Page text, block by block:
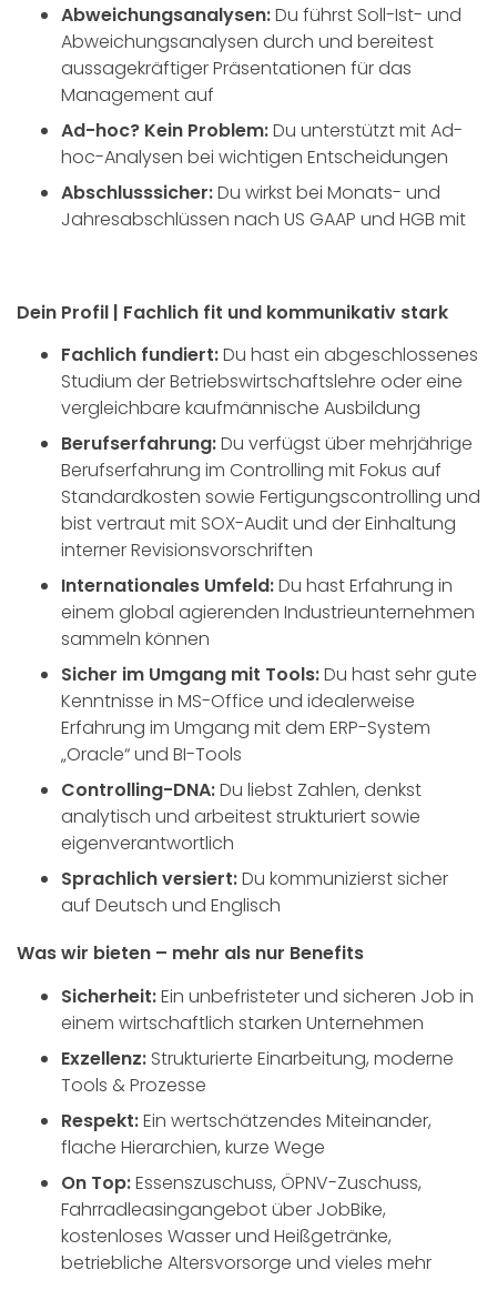
Abweichungsanalysen:Du führst Soll-Ist- und
Abweichungsanalysen durch und bereitest
aussagekräftiger Präsentationen für das
Management auf
Ad-hoc? Kein Problem:Du unterstützt mit Ad-
hoc-Analysen bei wichtigen Entscheidungen
Abschlusssicher:Du wirkst bei Monats- und
Jahresabschlüssen nach US GAAP und HGB mit
Dein Profil | Fachlich fit und kommunikativ stark
Fachlich fundiert:Du hast ein abgeschlossenes
Studium der Betriebswirtschaftslehre oder eine
vergleichbare kaufmännische Ausbildung
Berufserfahrung:Du verfügst über mehrjährige
Berufserfahrung im Controlling mit Fokus auf
Standardkosten sowie Fertigungscontrolling und
bist vertraut mit SOX-Audit und der Einhaltung
interner Revisionsvorschriften
Internationales Umfeld:Du hast Erfahrung in
einem global agierenden Industrieunternehmen
sammeln können
Sicher im Umgang mit Tools:Du hast sehr gute
Kenntnisse in MS-Office und idealerweise
Erfahrung im Umgang mit dem ERP-System
„Oracle“ und BI-Tools
Controlling-DNA:Du liebst Zahlen, denkst
analytisch und arbeitest strukturiert sowie
eigenverantwortlich
Sprachlich versiert:Du kommunizierst sicher
auf Deutsch und Englisch
Was wir bieten – mehr als nur Benefits
Sicherheit:Ein unbefristeter und sicheren Job in
einem wirtschaftlich starken Unternehmen
Exzellenz: Strukturierte Einarbeitung, moderne
Tools & Prozesse
Respekt:Ein wertschätzendes Miteinander,
flache Hierarchien, kurze Wege
On Top:Essenszuschuss, ÖPNV-Zuschuss,
Fahrradleasingangebot über JobBike,
kostenloses Wasser und Heißgetränke,
betriebliche Altersvorsorge und vieles mehr